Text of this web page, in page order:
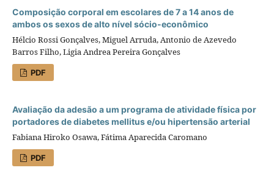
Composição corporal em escolares de 7 a 14 anos de
ambos os sexos de alto nível sócio-econômico
Hélcio Rossi Gonçalves, Miguel Arruda, Antonio de Azevedo
Barros Filho, Ligia Andrea Pereira Gonçalves
PDF
Avaliação da adesão a um programa de atividade física por
portadores de diabetes mellitus e/ou hipertensão arterial
Fabiana Hiroko Osawa, Fátima Aparecida Caromano
PDF